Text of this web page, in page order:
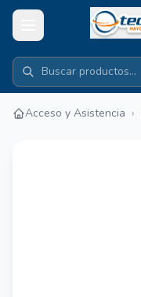
Acceso y Asistencia ›